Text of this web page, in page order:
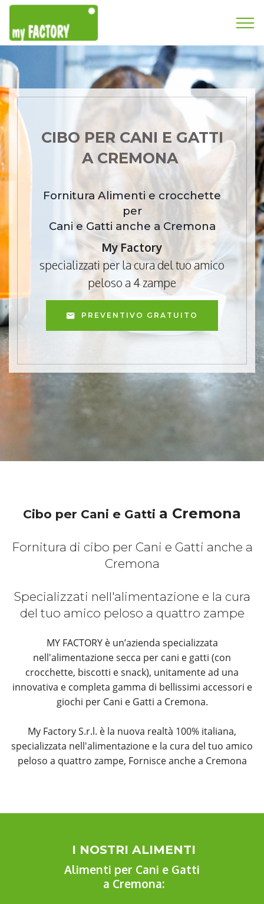
CIBO PER CANI E GATTI
A CREMONA
Fornitura Alimenti e crocchette
per
Cani e Gatti anche a Cremona
My Factory
specializzati per la cura del tuo amico
peloso a 4 zampe
PREVENTIVO GRATUITO
Cibo per Cani e Gatti a Cremona
Fornitura di cibo per Cani e Gatti anche a
Cremona
Specializzati nell'alimentazione e la cura
del tuo amico peloso a quattro zampe
MY FACTORY è un’azienda specializzata
nell'alimentazione secca per cani e gatti (con
crocchette, biscotti e snack), unitamente ad una
innovativa e completa gamma di bellissimi accessori e
giochi per Cani e Gatti a Cremona.
My Factory S.r.l. è la nuova realtà 100% italiana,
specializzata nell'alimentazione e la cura del tuo amico
peloso a quattro zampe, Fornisce anche a Cremona
I NOSTRI ALIMENTI
Alimenti per Cani e Gatti
a Cremona: